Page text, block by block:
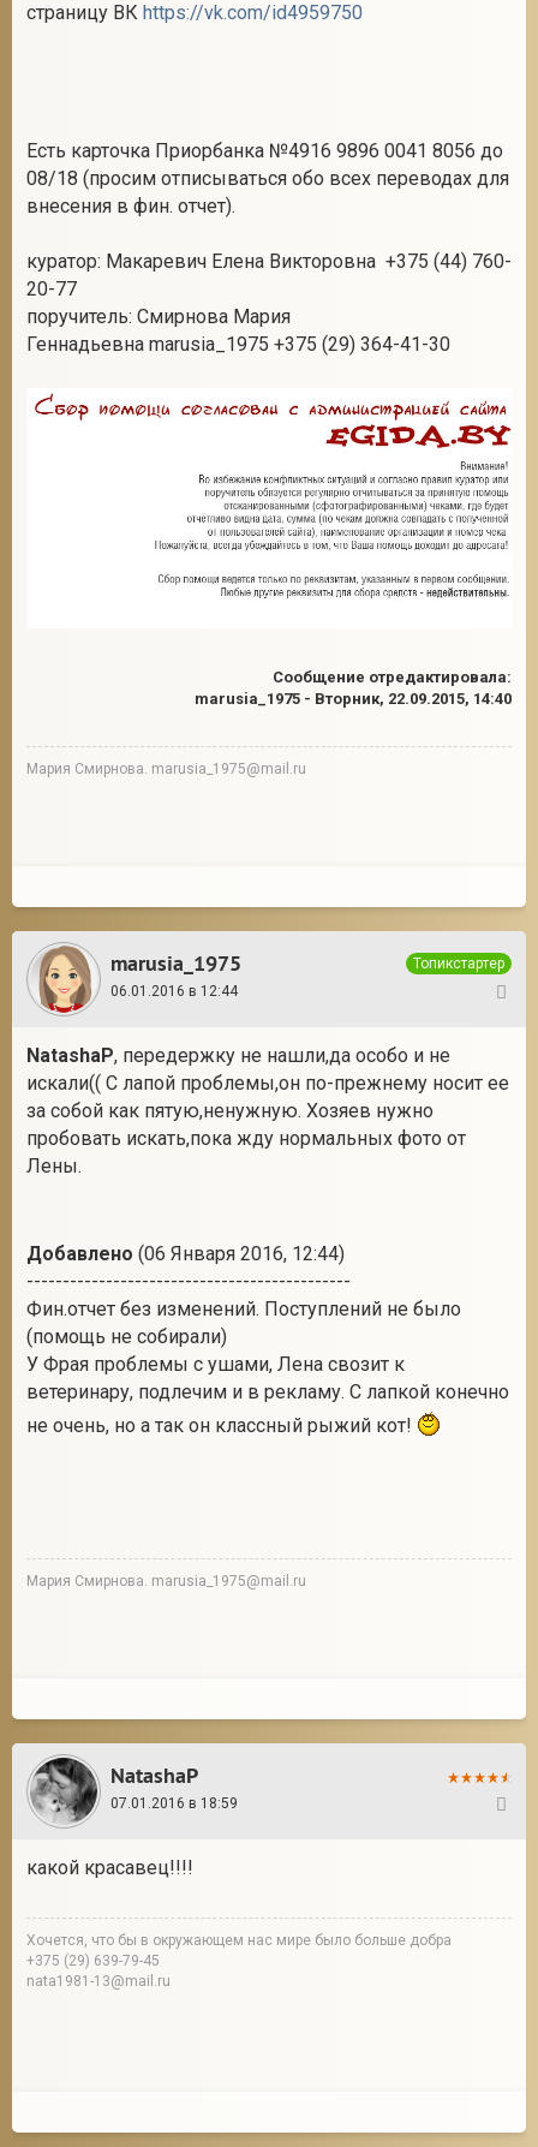
страницу ВК https://vk.com/id4959750
Есть карточка Приорбанка №4916 9896 0041 8056 до
08/18 (просим отписываться обо всех переводах для
внесения в фин. отчет).
куратор: Макаревич Елена Викторовна +375 (44) 760-
20-77
поручитель: Смирнова Мария
Геннадьевна marusia_1975 +375 (29) 364-41-30
Сообщение отредактировала:
marusia_1975 - Вторник, 22.09.2015, 14:40
Мария Смирнова. marusia_1975@mail.ru
marusia_1975
Топикстартер
06.01.2016 в 12:44
NatashaP, передержку не нашли,да особо и не
искали(( С лапой проблемы,он по-прежнему носит ее
за собой как пятую,ненужную. Хозяев нужно
пробовать искать,пока жду нормальных фото от
Лены.
Добавлено (06 Января 2016, 12:44)
---------------------------------------------
Фин.отчет без изменений. Поступлений не было
(помощь не собирали)
У Фрая проблемы с ушами, Лена свозит к
ветеринару, подлечим и в рекламу. С лапкой конечно
не очень, но а так он классный рыжий кот!
Мария Смирнова. marusia_1975@mail.ru
NatashaP
07.01.2016 в 18:59
какой красавец!!!!
Хочется, что бы в окружающем нас мире было больше добра
+375 (29) 639-79-45
nata1981-13@mail.ru